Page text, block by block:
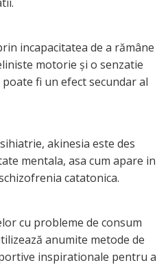
incapacitatea de a rămâne
motorie şi o senzatie
fi un efect secundar al
akinesia este des
mentala, asa cum apare in
catatonica.
cu probleme de consum
anumite metode de
inspirationale pentru a